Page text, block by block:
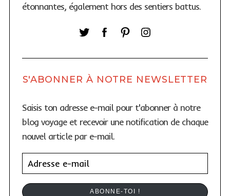
étonnantes, également hors des sentiers battus.
S'ABONNER À NOTRE NEWSLETTER
Saisis ton adresse e-mail pour t'abonner à notre
blog voyage et recevoir une notification de chaque
nouvel article par e-mail.
d
r
ABONNE-TOI !